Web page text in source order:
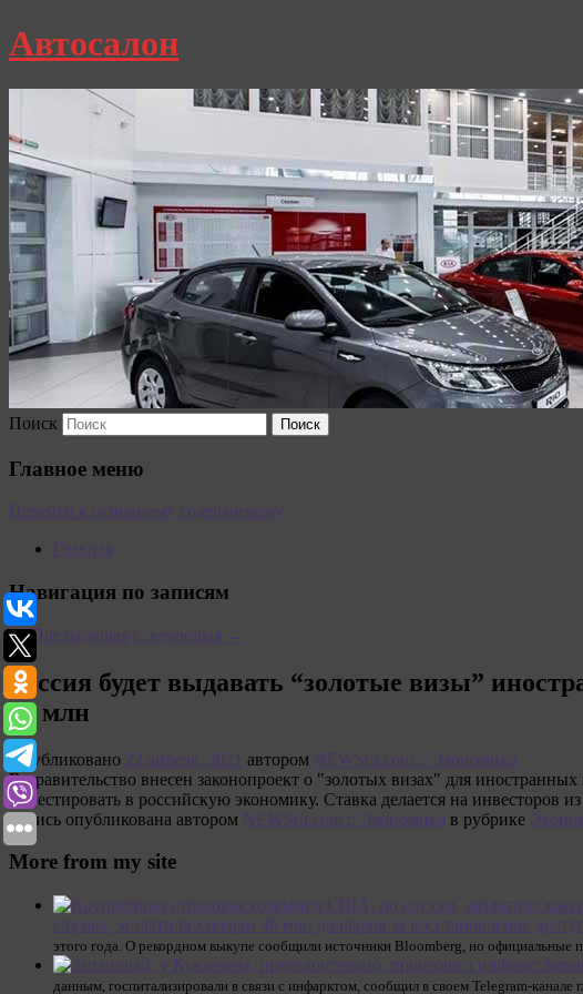
Автосалон
Поиск
Главное меню
Перейти к основному содержимому
Главная
Навигация по записям
←Предыдущая Следующая →
Россия будет выдавать “золотые визы”
30 млн
Опубликовано 22 апреля, 2021 автором NEWSru.com :: Экономика
В правительство внесен законопроект о "золотых визах" для
инвестировать в российскую экономику. Ставка делается на инвесторов
Запись опубликована автором NEWSru.com :: Экономика в рубрике
More from my site
слухам, заплатила хакерам 40 млн долларов за восстановление
этого года. О рекордном выкупе сообщили источники Bloomberg, но официальные
данным, госпитализировали в связи с инфарктом, сообщил в своем Telegram-